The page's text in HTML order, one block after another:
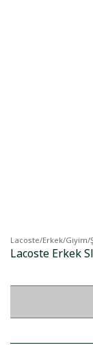
Lacoste/Erkek/Giyim/
Lacoste Erkek